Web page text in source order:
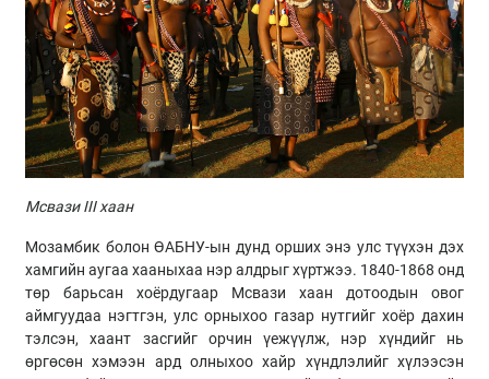
Мсвази III хаан
Мозамбик болон ӨАБНУ-ын дунд орших энэ улс түүхэн дэх
хамгийн аугаа хааныхаа нэр алдрыг хүртжээ. 1840-1868 онд
төр барьсан хоёрдугаар Мсвази хаан дотоодын овог
аймгуудаа нэгтгэн, улс орныхоо газар нутгийг хоёр дахин
тэлсэн, хаант засгийг орчин үежүүлж, нэр хүндийг нь
өргөсөн хэмээн ард олныхоо хайр хүндлэлийг хүлээсэн